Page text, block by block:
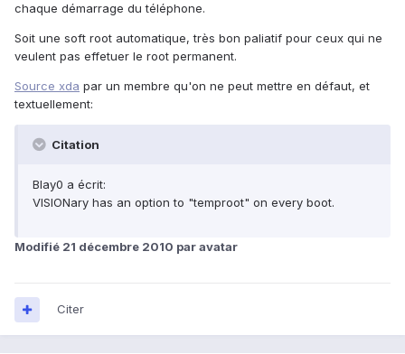
chaque démarrage du téléphone.
Soit une soft root automatique, très bon paliatif pour ceux qui ne
veulent pas effetuer le root permanent.
Source xda par un membre qu'on ne peut mettre en défaut, et
textuellement:
Citation
Blay0 a écrit:
VISIONary has an option to "temproot" on every boot.
Modifié 21 décembre 2010 par avatar
Citer